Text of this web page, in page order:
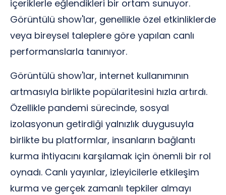
içeriklerle eğlendikleri bir ortam sunuyor.
Görüntülü show'lar, genellikle özel etkinliklerde
veya bireysel taleplere göre yapılan canlı
performanslarla tanınıyor.
Görüntülü show'lar, internet kullanımının
artmasıyla birlikte popülaritesini hızla artırdı.
Özellikle pandemi sürecinde, sosyal
izolasyonun getirdiği yalnızlık duygusuyla
birlikte bu platformlar, insanların bağlantı
kurma ihtiyacını karşılamak için önemli bir rol
oynadı. Canlı yayınlar, izleyicilerle etkileşim
kurma ve gerçek zamanlı tepkiler almayı